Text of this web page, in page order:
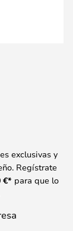
exclusivas y
Regístrate
€* para que lo